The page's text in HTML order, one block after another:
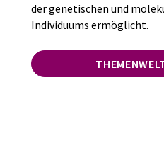
der genetischen und
Individuums ermöglicht.